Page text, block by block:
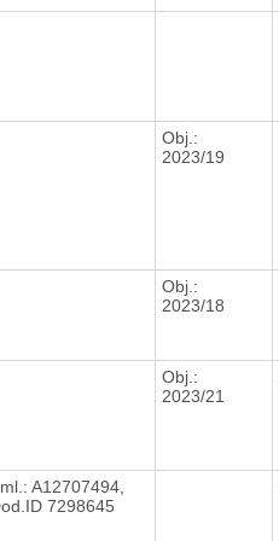
Obj.:
2023/19
Obj.:
2023/18
Obj.:
2023/21
A12707494,
7298645